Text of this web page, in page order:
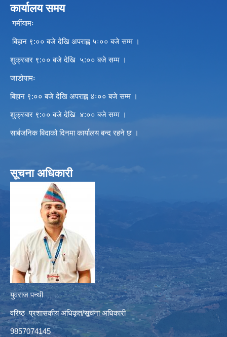
कार्यालय समय
गर्मीयामः
बिहान ९:०० बजे देखि अपराह्न ५ः०० बजे सम्म ।
शुक्रबार ९:०० बजे देखि ५:०० बजे सम्म ।
जाडोयामः
बिहान ९:०० बजे देखि अपराह्न ४ः०० बजे सम्म ।
शुक्रबार ९:०० बजे देखि ४:०० बजे सम्म ।
सार्बजनिक बिदाको दिनमा कार्यालय बन्द रहने छ ।
सूचना अधिकारी
युवराज पन्थी
वरिष्ठ प्रशासकीय अधिकृत/सूचना अधिकारी
9857074145